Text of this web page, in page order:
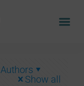
Authors
Show all